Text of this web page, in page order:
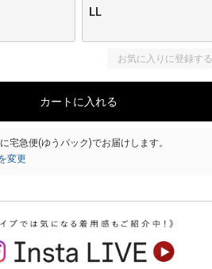
LL
お気に入りに登録する
カートに入れる
に宅急便(ゆうパック)でお届けします。
変更